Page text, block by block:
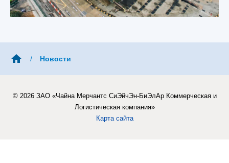
/ Новости
© 2026 ЗАО «Чайна Мерчантс СиЭйчЭн-БиЭлАр Коммерческая и
Логистическая компания»
Карта сайта